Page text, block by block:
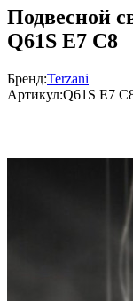
Подвесной
Q61S E7 C8
Бренд:Terzani
Артикул:Q61S E7